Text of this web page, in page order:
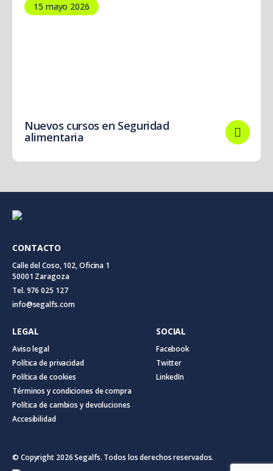
15 mayo 2026
Nuevos cursos en Seguridad
alimentaria
CONTACTO
Calle del Coso, 102, Oficina 1
50001 Zaragoza
Tel. 976 025 127
info@segalfs.com
LEGAL
Aviso legal
Política de privacidad
Política de cookies
Términos y condiciones de compra
Política de cambios y devoluciones
Accesibilidad
SOCIAL
Facebook
Twitter
LinkedIn
© Copyright 2026 Segalfs. Todos los derechos reservados.